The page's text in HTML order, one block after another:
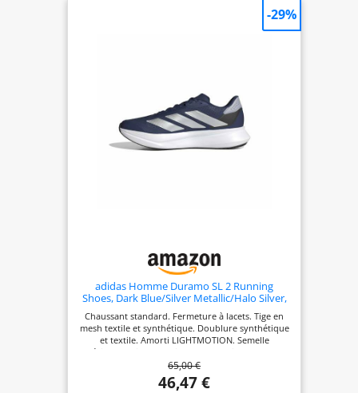
L'EVA offre une absorption des chocs, un amorti et
un soutien efficaces. La semelle extérieure en
peuvent être facilement ajustés pour mieux
s'adapter à vos pieds. 【Plusieurs Occacions】: Les
baskets et chaussures de sport homme
conviennent à la course, à la randonnée, au sport,
à la gym, au jogging, au cyclisme, à l'exercice, au
adidas Homme Duramo SL 2 Running
Shoes, Dark Blue/Silver Metallic/Halo Silver,
43 1/3 EU
Chaussant standard. Fermeture à lacets. Tige en
mesh textile et synthétique. Doublure synthétique
et textile. Amorti LIGHTMOTION. Semelle
extérieure Adiwear. Poids : 291 g (pointure 42 2/3).
Drop semelle intermédiaire : 9 mm (talon 33 mm /
avant-pied 24 mm).
65,00 €
46,47 €
-29%